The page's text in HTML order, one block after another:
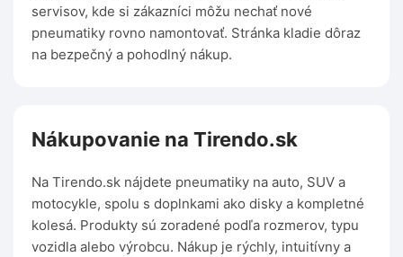
servisov, kde si zákazníci môžu nechať nové
pneumatiky rovno namontovať. Stránka kladie dôraz
na bezpečný a pohodlný nákup.
Nákupovanie na Tirendo.sk
Na Tirendo.sk nájdete pneumatiky na auto, SUV a
motocykle, spolu s doplnkami ako disky a kompletné
kolesá. Produkty sú zoradené podľa rozmerov, typu
vozidla alebo výrobcu. Nákup je rýchly, intuitívny a